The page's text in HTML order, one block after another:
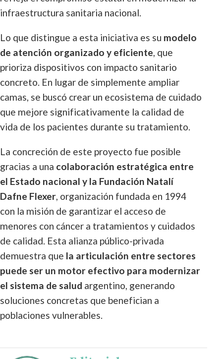
infraestructura sanitaria nacional.
Lo que distingue a esta iniciativa es su modelo
de atención organizado y eficiente, que
prioriza dispositivos con impacto sanitario
concreto. En lugar de simplemente ampliar
camas, se buscó crear un ecosistema de cuidado
que mejore significativamente la calidad de
vida de los pacientes durante su tratamiento.
La concreción de este proyecto fue posible
gracias a una colaboración estratégica entre
el Estado nacional y la Fundación Natalí
Dafne Flexer, organización fundada en 1994
con la misión de garantizar el acceso de
menores con cáncer a tratamientos y cuidados
de calidad. Esta alianza público-privada
demuestra que la articulación entre sectores
puede ser un motor efectivo para modernizar
el sistema de salud argentino, generando
soluciones concretas que benefician a
poblaciones vulnerables.